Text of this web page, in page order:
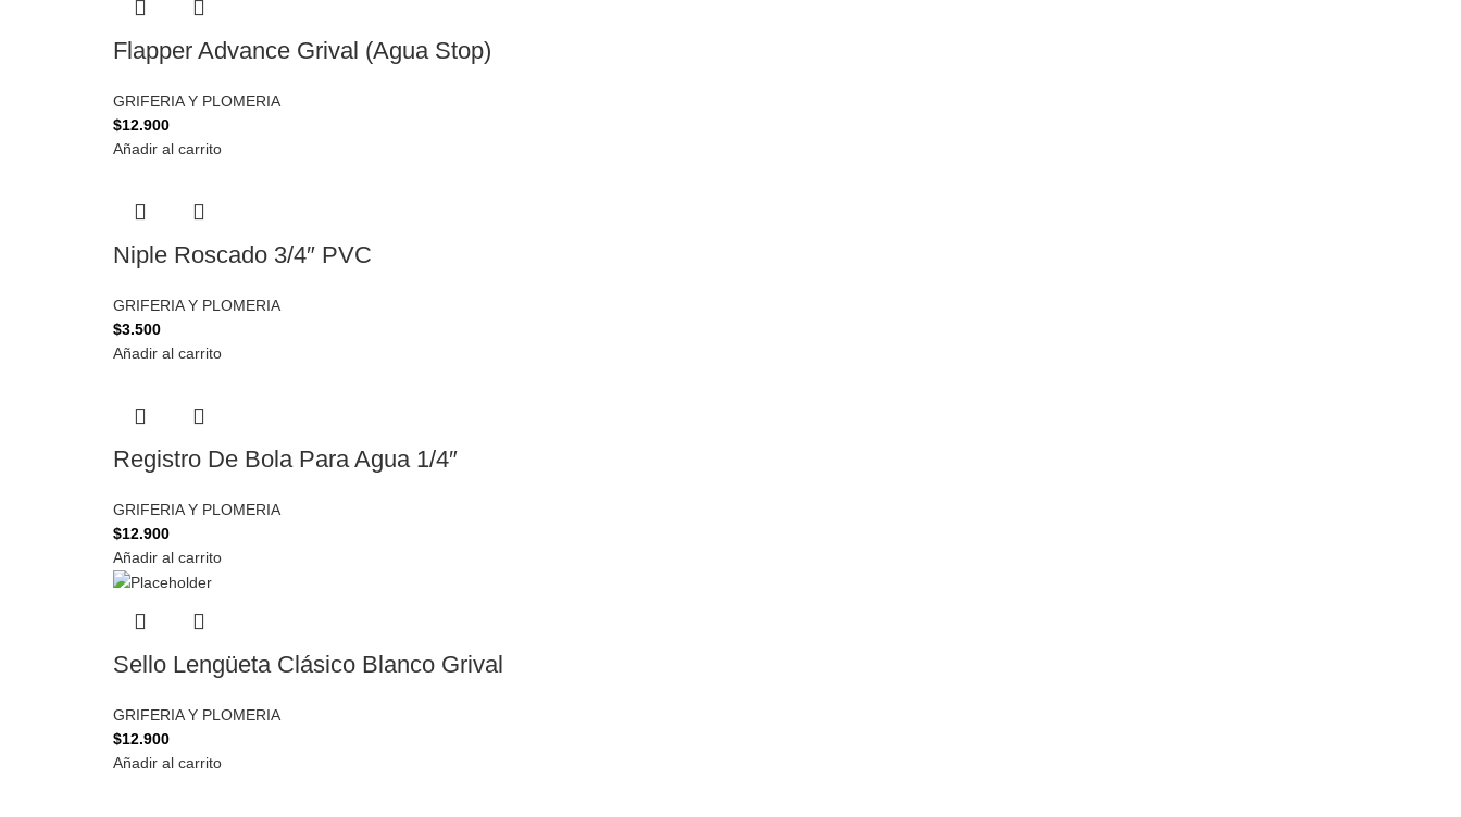
Flapper Advance Grival (Agua Stop)
GRIFERIA Y PLOMERIA
$12.900
Añadir al carrito
Niple Roscado 3/4″ PVC
GRIFERIA Y PLOMERIA
$3.500
Añadir al carrito
Registro De Bola Para Agua 1/4″
GRIFERIA Y PLOMERIA
$12.900
Añadir al carrito
Sello Lengüeta Clásico Blanco Grival
GRIFERIA Y PLOMERIA
$12.900
Añadir al carrito